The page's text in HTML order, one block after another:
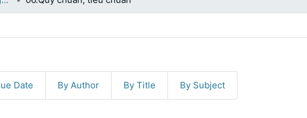
Date By Author By Title By Subject